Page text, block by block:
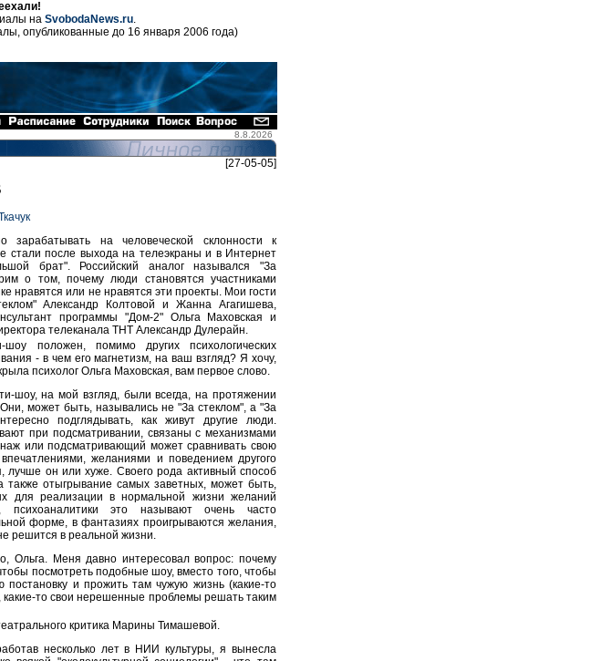
на SvobodaNews.ru.
опубликованные до 16 января 2006 года)
8.8.2026
[27-05-05]
зарабатывать на человеческой склонности к
стали после выхода на телеэкраны и в Интернет
брат". Российский аналог назывался "За
о том, почему люди становятся участниками
нравятся или не нравятся эти проекты. Мои гости
Александр Колтовой и Жанна Агагишева,
программы "Дом-2" Ольга Маховская и
телеканала ТНТ Александр Дулерайн.
положен, помимо других психологических
- в чем его магнетизм, на ваш взгляд? Я хочу,
психолог Ольга Маховская, вам первое слово.
шоу, на мой взгляд, были всегда, на протяжении
может быть, назывались не "За стеклом", а "За
подглядывать, как живут другие люди.
при подсматривании, связаны с механизмами
или подсматривающий может сравнивать свою
желаниями и поведением другого
лучше он или хуже. Своего рода активный способ
также отыгрывание самых заветных, может быть,
для реализации в нормальной жизни желаний
психоаналитики это называют очень часто
форме, в фантазиях проигрываются желания,
решится в реальной жизни.
Ольга. Меня давно интересовал вопрос: почему
посмотреть подобные шоу, вместо того, чтобы
постановку и прожить там чужую жизнь (какие-то
какие-то свои нерешенные проблемы решать таким
критика Марины Тимашевой.
несколько лет в НИИ культуры, я вынесла